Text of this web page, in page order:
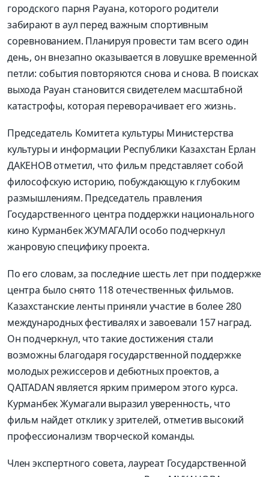
городского парня Рауана, которого родители
забирают в аул перед важным спортивным
соревнованием. Планируя провести там всего один
день, он внезапно оказывается в ловушке временной
петли: события повторяются снова и снова. В поисках
выхода Рауан становится свидетелем масштабной
катастрофы, которая переворачивает его жизнь.
Председатель Комитета культуры Министерства
культуры и информации Республики Казахстан Ерлан
ДАКЕНОВ отметил, что фильм представляет собой
философскую историю, побуждающую к глубоким
размышлениям. Председатель правления
Государственного центра поддержки национального
кино Курманбек ЖУМАГАЛИ особо подчеркнул
жанровую специфику проекта.
По его словам, за последние шесть лет при поддержке
центра было снято 118 отечественных фильмов.
Казахстанские ленты приняли участие в более 280
международных фестивалях и завоевали 157 наград.
Он подчеркнул, что такие достижения стали
возможны благодаря государственной поддержке
молодых режиссеров и дебютных проектов, а
QAITADAN является ярким примером этого курса.
Курманбек Жумагали выразил уверенность, что
фильм найдет отклик у зрителей, отметив высокий
профессионализм творческой команды.
Член экспертного совета, лауреат Государственной